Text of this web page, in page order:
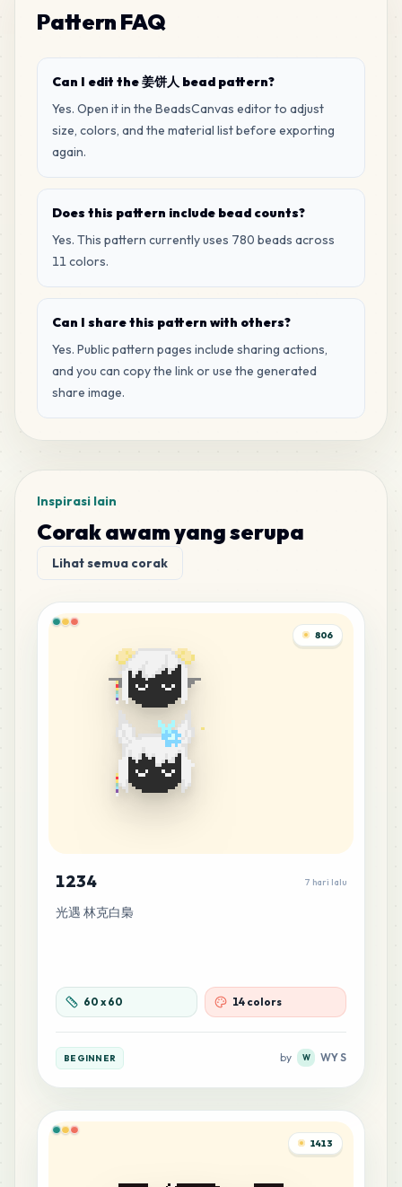
Pattern FAQ
Can I edit the 姜饼人 bead pattern?
Yes. Open it in the BeadsCanvas editor to adjust
size, colors, and the material list before exporting
again.
Does this pattern include bead counts?
Yes. This pattern currently uses 780 beads across
11 colors.
Can I share this pattern with others?
Yes. Public pattern pages include sharing actions,
and you can copy the link or use the generated
share image.
Inspirasi lain
Corak awam yang serupa
Lihat semua corak
806
1234 7 hari lalu
光遇 林克白梟
60 x 60 14 colors
BEGINNER by W WY S
1413